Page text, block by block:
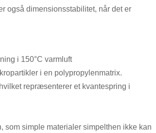
også dimensionsstabilitet, når det er
i 150°C varmluft
i en polypropylenmatrix.
repræsenterer et kvantespring i
som simple materialer simpelthen ikke kan